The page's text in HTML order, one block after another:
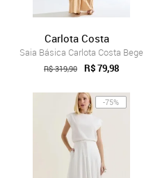
Carlota Costa
Saia Básica Carlota Costa Bege
R$ 319,90 R$ 79,98
-75%